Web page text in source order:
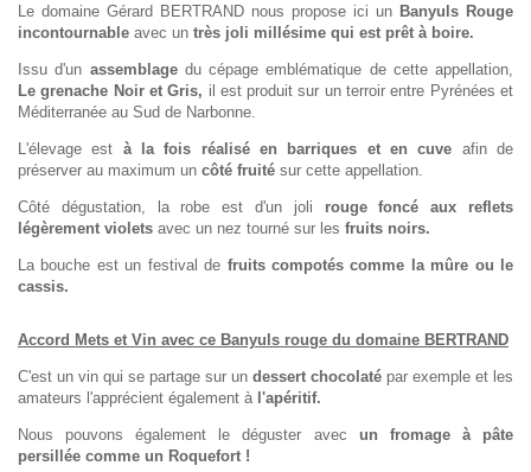
Le domaine Gérard BERTRAND nous propose ici un Banyuls Rouge
incontournable avec un très joli millésime qui est prêt à boire.
Issu d'un assemblagedu cépage emblématique de cette appellation,
Le grenache Noir et Gris, il est produit sur un terroir entre Pyrénées et
Méditerranée au Sud de Narbonne.
L'élevage est à la fois réalisé en barriques et en cuve afin de
préserver au maximum un côté fruité sur cette appellation.
Côté dégustation, la robe est d'un joli rouge foncé aux reflets
légèrement violets avec un nez tourné sur les fruits noirs.
La bouche est un festival de fruits compotés comme la mûre ou le
cassis.
Accord Mets et Vin avec ce Banyuls rouge du domaine BERTRAND
C'est un vin qui se partage sur un dessert chocolaté par exemple et les
amateurs l'apprécient également à l'apéritif.
Nous pouvons également le déguster avec un fromage à pâte
persillée comme un Roquefort !